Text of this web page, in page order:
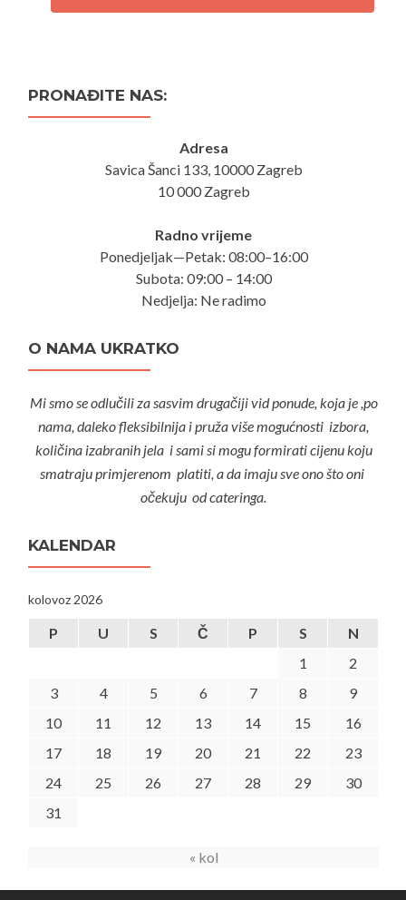
PRONAĐITE NAS:
Adresa
Savica Šanci 133, 10000 Zagreb
10 000 Zagreb
Radno vrijeme
Ponedjeljak—Petak: 08:00–16:00
Subota: 09:00 – 14:00
Nedjelja: Ne radimo
O NAMA UKRATKO
Mi smo se odlučili za sasvim drugačiji vid ponude, koja je ,po
nama, daleko fleksibilnija i pruža više mogućnosti izbora,
količina izabranih jela i sami si mogu formirati cijenu koju
smatraju primjerenom platiti, a da imaju sve ono što oni
očekuju od cateringa.
KALENDAR
kolovoz 2026
P U S Č P S
N
1
2
3
4 5 6 7 8
9
10
11 12 13 14 15
16
17
18 19 20 21 22
23
24
25 26 27 28 29
30
31
« kol